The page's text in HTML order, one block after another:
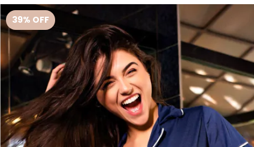
39% OFF